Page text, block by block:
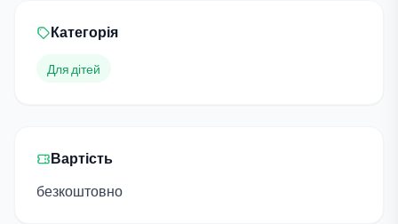
Категорія
Для дітей
Вартість
безкоштовно